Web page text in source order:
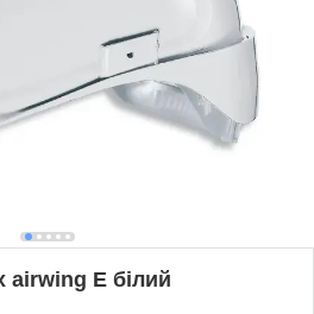
airwing E білий